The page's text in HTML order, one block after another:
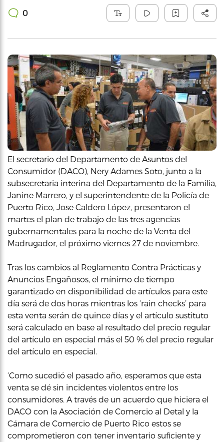
0
El secretario del Departamento de Asuntos del
Consumidor (DACO), Nery Adames Soto, junto a la
subsecretaria interina del Departamento de la Familia,
Janine Marrero, y el superintendente de la Policía de
Puerto Rico, Jose Caldero López, presentaron el
martes el plan de trabajo de las tres agencias
gubernamentales para la noche de la Venta del
Madrugador, el próximo viernes 27 de noviembre.
Tras los cambios al Reglamento Contra Prácticas y
Anuncios Engañosos, el mínimo de tiempo
garantizado en disponibilidad de artículos para este
día será de dos horas mientras los ‘rain checks’ para
esta venta serán de quince días y el artículo sustituto
será calculado en base al resultado del precio regular
del artículo en especial más el 50 % del precio regular
del artículo en especial.
‘Como sucedió el pasado año, esperamos que esta
venta se dé sin incidentes violentos entre los
consumidores. A través de un acuerdo que hiciera el
DACO con la Asociación de Comercio al Detal y la
Cámara de Comercio de Puerto Rico estos se
comprometieron con tener inventario suficiente y